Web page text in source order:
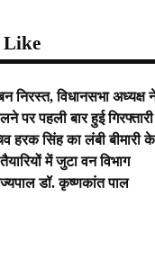
Like
निरस्त, विधानसभा अध्यक्ष ने
पर पहली बार हुई गिरफ्तारी
हरक सिंह का लंबी बीमारी
में जुटा वन विभाग
डॉ. कृष्णकांत पाल